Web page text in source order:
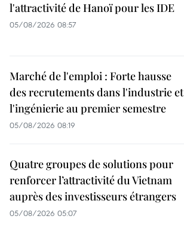
l'attractivité de Hanoï pour les IDE
05/08/2026 08:57
Marché de l'emploi : Forte hausse
des recrutements dans l'industrie et
l'ingénierie au premier semestre
05/08/2026 08:19
Quatre groupes de solutions pour
renforcer l’attractivité du Vietnam
auprès des investisseurs étrangers
05/08/2026 05:07